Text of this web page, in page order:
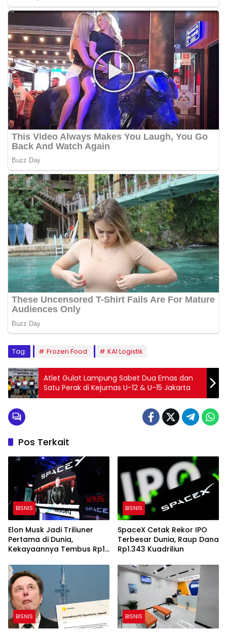
Tag: Frozen Food KAI Logistik
Atlet Gulat Lampung Sabet Dua Emas dan
Satu Perak di Kejurnas U-12 & U-15 Jakarta
Pos Terkait
BISNIS
Elon Musk Jadi Triliuner
Pertama di Dunia,
Kekayaannya Tembus Rp18
BISNIS
SpaceX Cetak Rekor IPO
Terbesar Dunia, Raup Dana
Rp1.343 Kuadriliun
BISNIS BISNIS